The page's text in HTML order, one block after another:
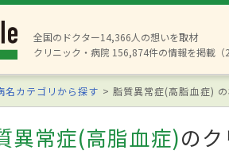
全国のドクター14,366人の想いを取材
クリニック・病院 156,874件の情報を掲載（
名カテゴリから探す 脂質異常症(高脂血症)
異常症(高脂血症)の